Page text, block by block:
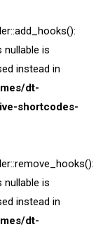
is
instead in
dt-
shortcodes-
is
instead in
dt-